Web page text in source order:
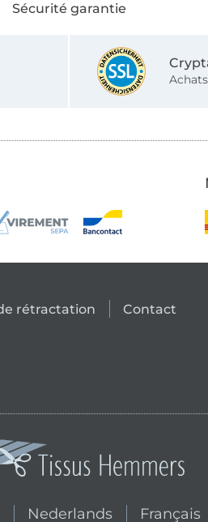
Sécurité garantie
rétractation Contact
Nederlands
Passer à la boutiqueFrançais
Passer à